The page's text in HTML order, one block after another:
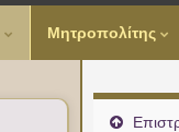
Μητροπολίτης